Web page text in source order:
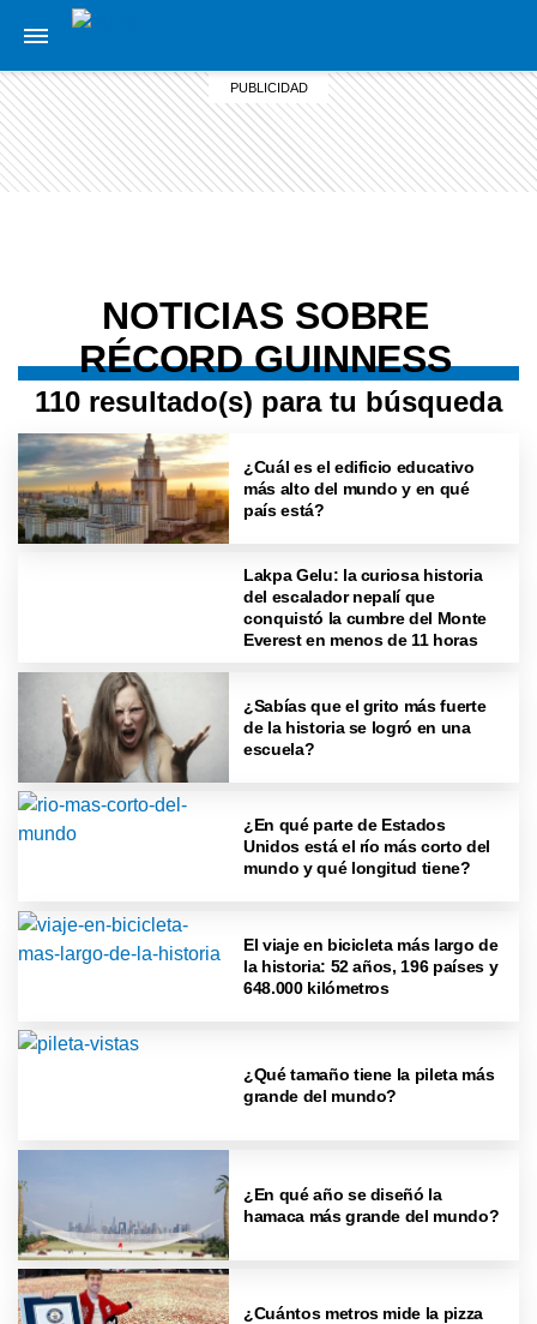
NOTICIAS SOBRE
RÉCORD GUINNESS
110 resultado(s) para tu búsqueda
¿Cuál es el edificio educativo
más alto del mundo y en qué
país está?
Lakpa Gelu: la curiosa historia
del escalador nepalí que
conquistó la cumbre del Monte
Everest en menos de 11 horas
¿Sabías que el grito más fuerte
de la historia se logró en una
escuela?
¿En qué parte de Estados
Unidos está el río más corto del
mundo y qué longitud tiene?
El viaje en bicicleta más largo de
la historia: 52 años, 196 países y
648.000 kilómetros
¿Qué tamaño tiene la pileta más
grande del mundo?
¿En qué año se diseñó la
hamaca más grande del mundo?
¿Cuántos metros mide la pizza